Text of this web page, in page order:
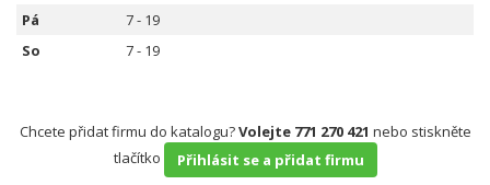
Pá
7 - 19
So
7 - 19
Chcete přidat firmu do katalogu?Volejte 771 270 421 nebo stiskněte
tlačítko
Přihlásit se a přidat firmu